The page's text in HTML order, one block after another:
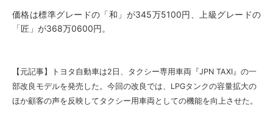
価格は標準グレードの「和」が345万5100円、上級グレードの
「匠」が368万0600円。
【元記事】
トヨタ自動車は2日、タクシー専用車両『JPN TAXI』の一
部改良モデルを発売した。今回の改良では、LPGタンクの容量拡大の
ほか顧客の声を反映してタクシー用車両としての機能を向上させた。